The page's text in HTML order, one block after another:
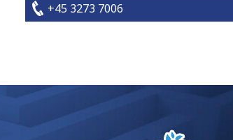
+45 3273 7006